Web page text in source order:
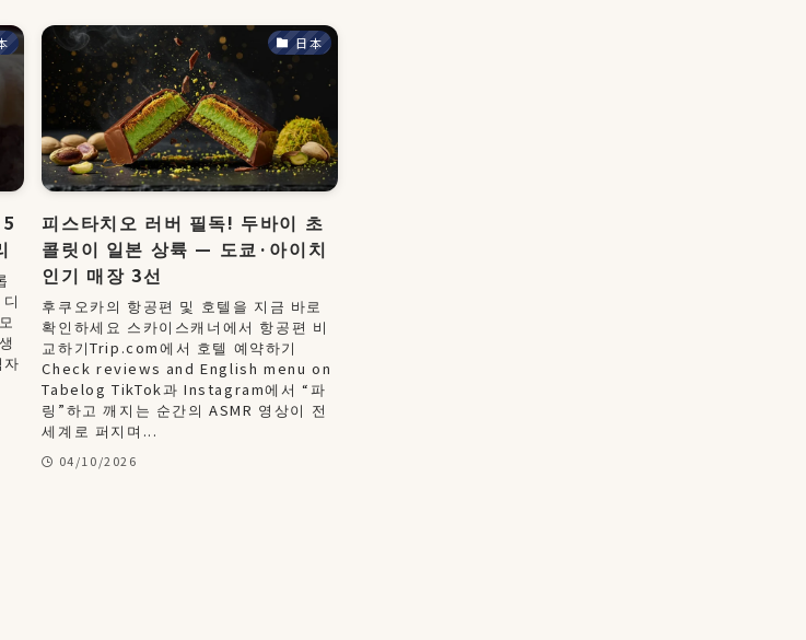
日本
피스타치오 러버 필독! 두바이 초
콜릿이 일본 상륙 — 도쿄·아이치
인기 매장 3선
후쿠오카의 항공편 및 호텔을 지금 바로
확인하세요 스카이스캐너에서 항공편 비
교하기Trip.com에서 호텔 예약하기
Check reviews and English menu on
Tabelog TikTok과 Instagram에서 “파
링”하고 깨지는 순간의 ASMR 영상이 전
세계로 퍼지며...
04/10/2026